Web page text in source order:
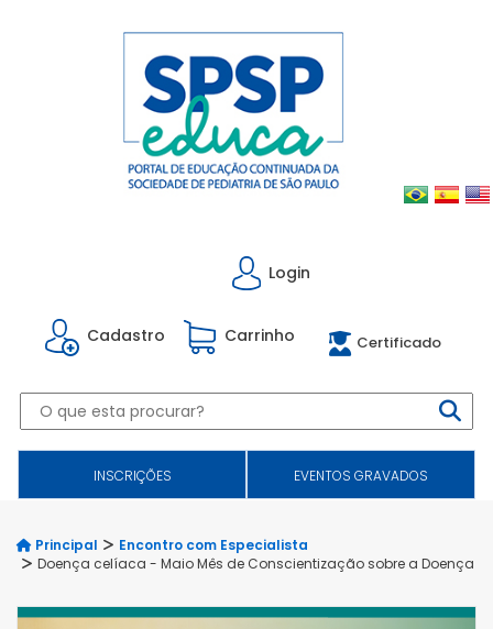
Login
Cadastro Carrinho Certificado
INSCRIÇÕES EVENTOS GRAVADOS
Principal
Encontro com Especialista
Doença celíaca - Maio Mês de Conscientização sobre a Doença